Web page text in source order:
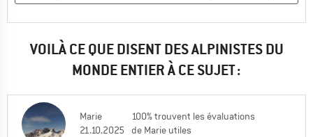
VOILÀ CE QUE DISENT DES ALPINISTES DU
MONDE ENTIER À CE SUJET :
Marie
21.10.2025
100% trouvent les évaluations
de Marie utiles